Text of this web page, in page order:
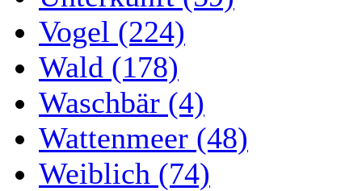
Vogel (224)
Wald (178)
Waschbär (4)
Wattenmeer (48)
Weiblich (74)